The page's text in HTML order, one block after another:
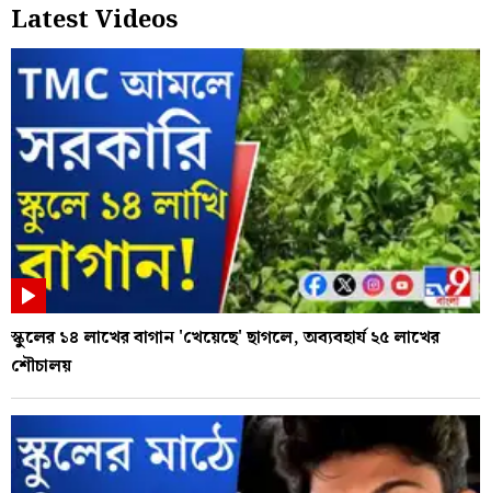
Latest Videos
স্কুলের ১৪ লাখের বাগান 'খেয়েছে' ছাগলে, অব্যবহার্য ২৫ লাখের
শৌচালয়